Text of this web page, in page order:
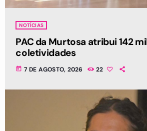
NOTÍCIAS
PAC da Murtosa atribui 142
coletividades
today 7 DE AGOSTO, 2026 22